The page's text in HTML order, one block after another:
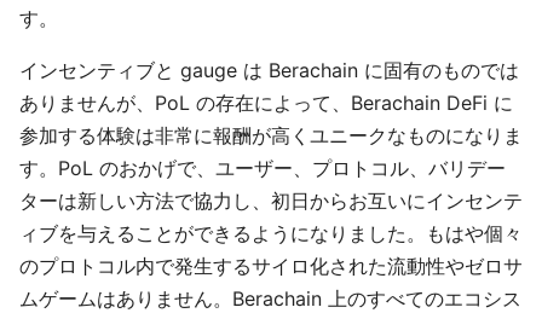
す。
インセンティブと gauge は Berachain に固有のものでは
ありませんが、PoL の存在によって、Berachain DeFi に
参加する体験は非常に報酬が高くユニークなものになりま
す。PoL のおかげで、ユーザー、プロトコル、バリデー
ターは新しい方法で協力し、初日からお互いにインセンテ
ィブを与えることができるようになりました。もはや個々
のプロトコル内で発生するサイロ化された流動性やゼロサ
ムゲームはありません。Berachain 上のすべてのエコシス